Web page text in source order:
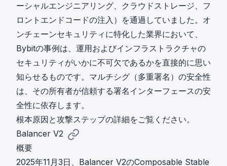
ーシャルエンジニアリング、クラウドストレージ、フ
ロントエンドコードの注入）を通過していました。オ
ンチェーンセキュリティに特化した業界において、
Bybitの事例は、運用およびインフラストラクチャの
セキュリティがいかに不可欠であるかを直接的に思い
知らせるものです。マルチシグ（多重署名）の安全性
は、その所有者が信頼する署名インターフェースの安
全性に依存します。
根本原因と攻撃ステップの詳細をご覧ください。
Balancer V2
概要
2025年11月3日、Balancer V2のComposable Stable